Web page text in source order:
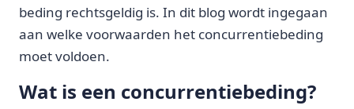
beding rechtsgeldig is. In dit blog wordt ingegaan
aan welke voorwaarden het concurrentiebeding
moet voldoen.
Wat is een concurrentiebeding?